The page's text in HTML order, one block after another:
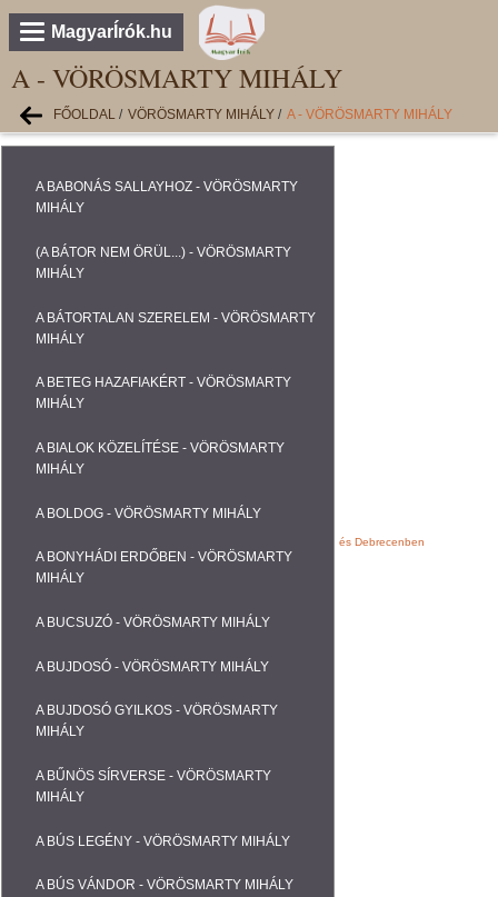
MagyarÍrók.hu
A - VÖRÖSMARTY MIHÁLY
FŐOLDAL / VÖRÖSMARTY MIHÁLY / A - VÖRÖSMARTY MIHÁLY
A BABONÁS SALLAYHOZ - VÖRÖSMARTY
MIHÁLY
(A BÁTOR NEM ÖRÜL...) - VÖRÖSMARTY
MIHÁLY
A BÁTORTALAN SZERELEM - VÖRÖSMARTY
MIHÁLY
A BETEG HAZAFIAKÉRT - VÖRÖSMARTY
MIHÁLY
A BIALOK KÖZELÍTÉSE - VÖRÖSMARTY
MIHÁLY
A BOLDOG - VÖRÖSMARTY MIHÁLY
A BONYHÁDI ERDŐBEN - VÖRÖSMARTY
MIHÁLY
A BUCSUZÓ - VÖRÖSMARTY MIHÁLY
A BUJDOSÓ - VÖRÖSMARTY MIHÁLY
A BUJDOSÓ GYILKOS - VÖRÖSMARTY
MIHÁLY
A BŰNÖS SÍRVERSE - VÖRÖSMARTY
MIHÁLY
A BÚS LEGÉNY - VÖRÖSMARTY MIHÁLY
A BÚS VÁNDOR - VÖRÖSMARTY MIHÁLY
Webáruházak, Weblapok fejlesztése Nyíregyházán és Debrecenben